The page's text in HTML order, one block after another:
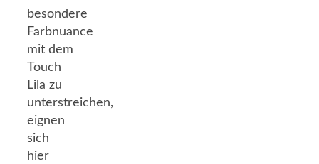
besondere
Farbnuance
mit dem
Touch
Lila zu
unterstreichen,
eignen
sich
hier